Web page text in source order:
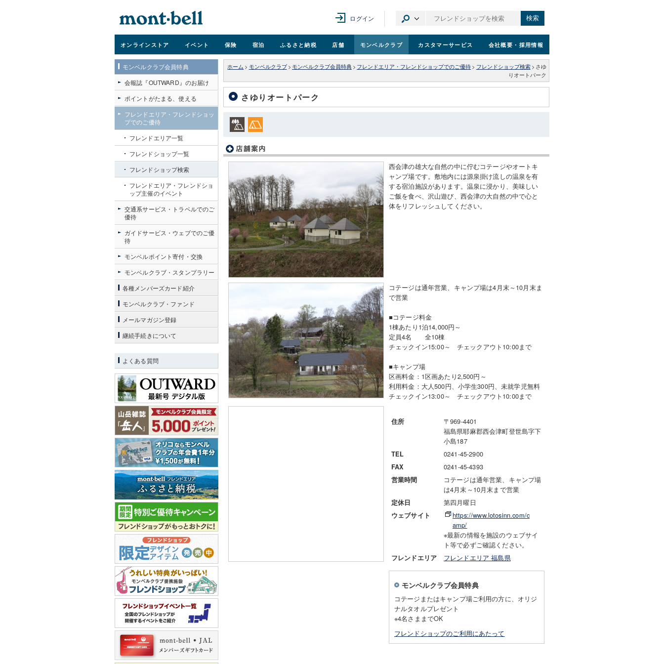
ログイン 検索
オンラインストア イベント 保険 宿泊 ふるさと納税 店舗 モンベルクラブ カスタマーサービス 会社概要 ・採用情報
ホーム > モンベルクラブ > モンベルクラブ会員特典 > フレンドエリア・フレンドショップでのご優待 > フレンドショップ検索 > さゆ
りオートパーク
さゆりオートパーク
西会津の雄大な自然の中に佇むコテージやオートキ
ャンプ場です。敷地内には源泉掛け流しの温泉を有
する宿泊施設があります。温泉に浸かり、美味しい
ご飯を食べ、沢山遊び、西会津の大自然の中で心と
体をリフレッシュしてください。
コテージは通年営業、キャンプ場は4月末～10月末ま
で営業
■コテージ料金
1棟あたり1泊14,000円～
定員4名 全10棟
チェックイン15:00～ チェックアウト10:00まで
■キャンプ場
区画料金：1区画あたり2,500円～
利用料金：大人500円、小学生300円、未就学児無料
チェックイン13:00～ チェックアウト10:00まで
住所
〒969-4401
福島県耶麻郡西会津町登世島字下
小島187
TEL 0241-45-2900
FAX 0241-45-4393
営業時間
コテージは通年営業、キャンプ場
は4月末～10月末まで営業
定休日 第四月曜日
ウェブサイト
https://www.lotosinn.com/c
amp/
※最新の情報を施設のウェブサイ
ト等で必ずご確認ください。
フレンドエリア フレンドエリア 福島県
モンベルクラブ会員特典
コテージまたはキャンプ場ご利用の方に、オリジ
ナルタオルプレゼント
※4名さままでOK
フレンドショップのご利用にあたって
モンベルクラブ会員特典
会報誌『OUTWARD』のお届け
ポイントがたまる、使える
フレンドエリア・フレンドショッ
プでのご優待
フレンドエリア一覧
フレンドショップ一覧
フレンドショップ検索
フレンドエリア・フレンドショ
ップ主催のイベント
交通系サービス・トラベルでのご
優待
ガイドサービス・ウェブでのご優
待
モンベルポイント寄付・交換
モンベルクラブ・スタンプラリー
各種メンバーズカード紹介
モンベルクラブ・ファンド
メールマガジン登録
継続手続きについて
よくある質問